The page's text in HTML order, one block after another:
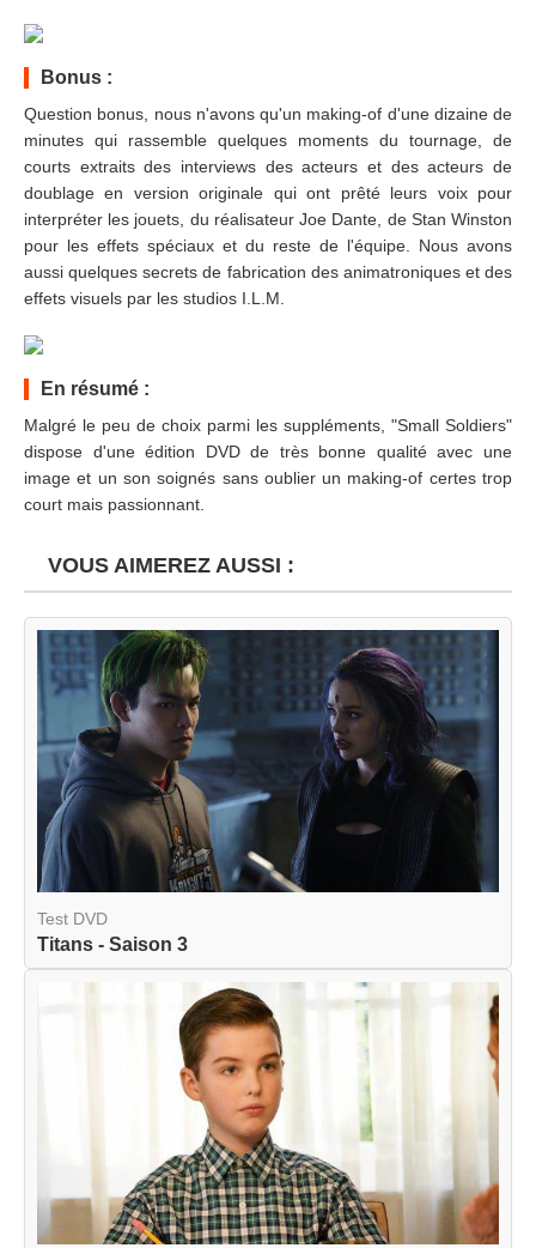
Bonus :
Question bonus, nous n'avons qu'un making-of d'une dizaine de
minutes qui rassemble quelques moments du tournage, de
courts extraits des interviews des acteurs et des acteurs de
doublage en version originale qui ont prêté leurs voix pour
interpréter les jouets, du réalisateur Joe Dante, de Stan Winston
pour les effets spéciaux et du reste de l'équipe. Nous avons
aussi quelques secrets de fabrication des animatroniques et des
effets visuels par les studios I.L.M.
En résumé :
Malgré le peu de choix parmi les suppléments, "Small Soldiers"
dispose d'une édition DVD de très bonne qualité avec une
image et un son soignés sans oublier un making-of certes trop
court mais passionnant.
VOUS AIMEREZ AUSSI :
Test DVD
Titans - Saison 3